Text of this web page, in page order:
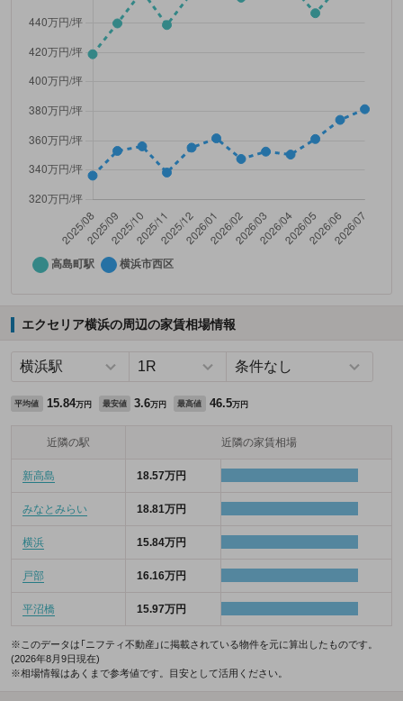
エクセリア横浜の周辺の家賃相場情報
平均値 15.84万円 最安値 3.6万円 最高値 46.5万円
近隣の駅 近隣の家賃相場
新高島 18.57万円
みなとみらい 18.81万円
横浜 15.84万円
戸部 16.16万円
平沼橋 15.97万円
※このデータは「ニフティ不動産」に掲載されている物件を元に算出したものです。
(2026年8月9日現在)
※相場情報はあくまで参考値です。目安として活用ください。